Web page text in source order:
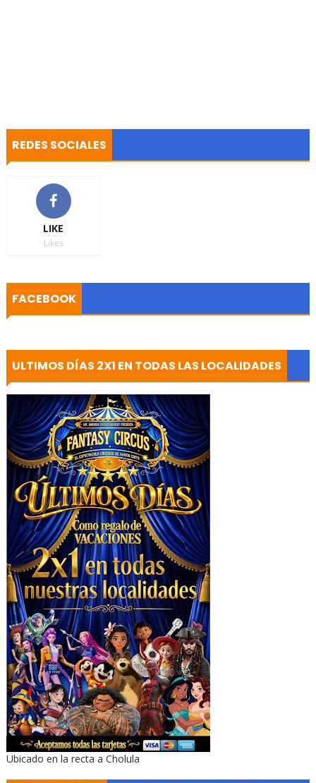
REDES SOCIALES
LIKE
Likes
FACEBOOK
ULTIMOS DÍAS 2X1 EN TODAS LAS LOCALIDADES
Ubicado en la recta a Cholula